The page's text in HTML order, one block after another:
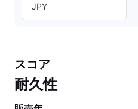
JPY
スコア
耐久性